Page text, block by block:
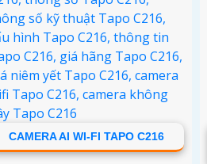
CAMERA AI WI-FI TAPO C216